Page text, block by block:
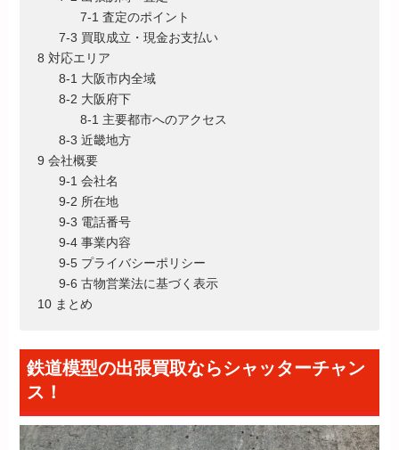
7-1 査定のポイント
7-3 買取成立・現金お支払い
8 対応エリア
8-1 大阪市内全域
8-2 大阪府下
8-1 主要都市へのアクセス
8-3 近畿地方
9 会社概要
9-1 会社名
9-2 所在地
9-3 電話番号
9-4 事業内容
9-5 プライバシーポリシー
9-6 古物営業法に基づく表示
10 まとめ
鉄道模型の出張買取ならシャッターチャン
ス！